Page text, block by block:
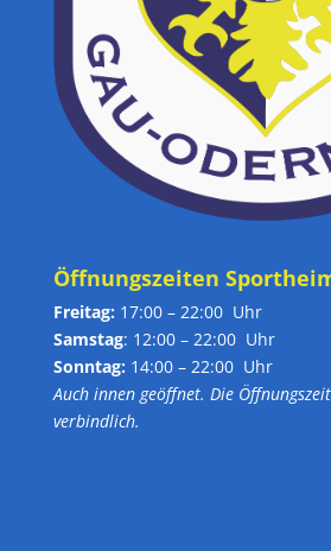
Öffnungszeiten
Freitag: 17:00 – 22:00 Uhr
Samstag: 12:00 – 22:00 Uhr
Sonntag: 14:00 – 22:00 Uhr
Auch innen geöffnet. Die
verbindlich.